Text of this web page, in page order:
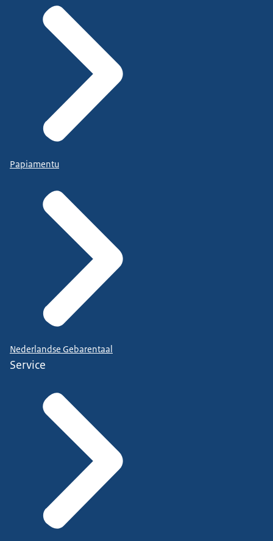
Papiamentu
Nederlandse Gebarentaal
Service